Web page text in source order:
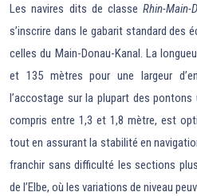
Les navires dits de classeRhin-Main-
s’inscrire dans le gabarit standard des
celles du Main-Donau-Kanal. La
et 135 mètres pour une largeur
l’accostage sur la plupart des pontons
compris entre 1,3 et 1,8 mètre, est
tout en assurant la stabilité en
franchir sans difficulté les sections
de l’Elbe, où les variations de niveau